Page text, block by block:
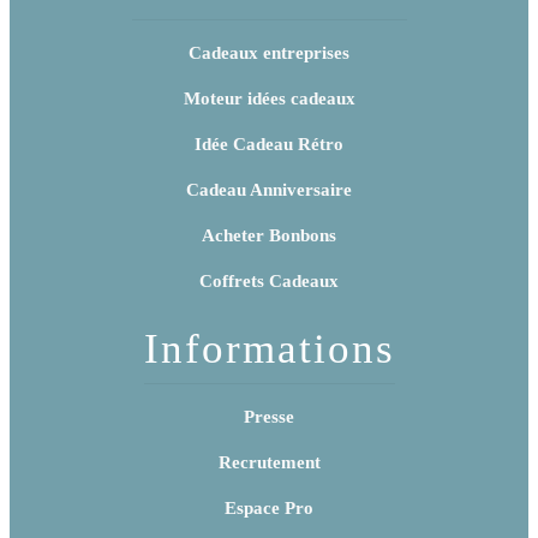
Cadeaux entreprises
Moteur idées cadeaux
Idée Cadeau Rétro
Cadeau Anniversaire
Acheter Bonbons
Coffrets Cadeaux
Informations
Presse
Recrutement
Espace Pro